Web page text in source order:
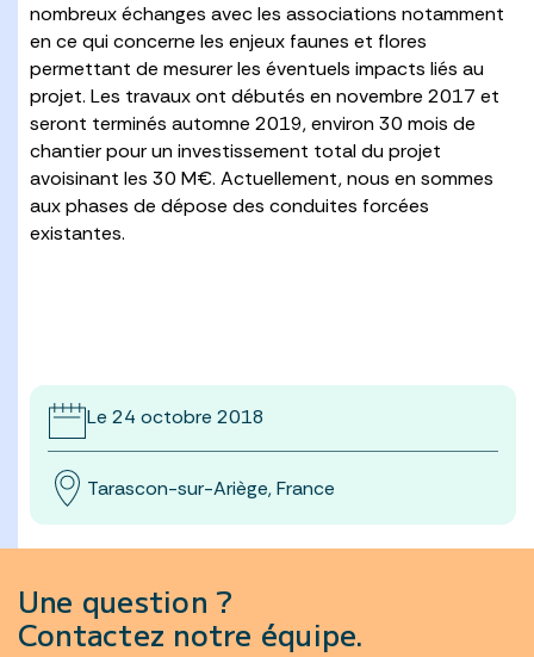
nombreux échanges avec les associations notamment
en ce qui concerne les enjeux faunes et flores
permettant de mesurer les éventuels impacts liés au
projet. Les travaux ont débutés en novembre 2017 et
seront terminés automne 2019, environ 30 mois de
chantier pour un investissement total du projet
avoisinant les 30 M€. Actuellement, nous en sommes
aux phases de dépose des conduites forcées
existantes.
Le 24 octobre 2018
Tarascon-sur-Ariège, France
Une question ?
Contactez notre équipe.